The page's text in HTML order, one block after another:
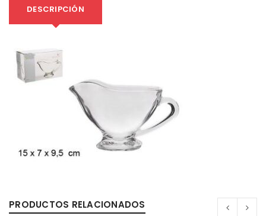
DESCRIPCIÓN
PRODUCTOS RELACIONADOS